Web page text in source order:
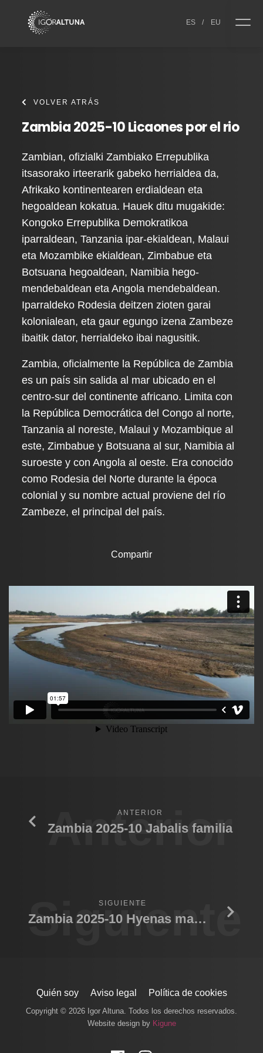
ES / EU
VOLVER ATRÁS
Zambia 2025-10 Licaones por el rio
Zambian, ofizialki Zambiako Errepublika
itsasorako irteerarik gabeko herrialdea da,
Afrikako kontinentearen erdialdean eta
hegoaldean kokatua. Hauek ditu mugakide:
Kongoko Errepublika Demokratikoa
iparraldean, Tanzania ipar-ekialdean, Malaui
eta Mozambike ekialdean, Zimbabue eta
Botsuana hegoaldean, Namibia hego-
mendebaldean eta Angola mendebaldean.
Iparraldeko Rodesia deitzen zioten garai
kolonialean, eta gaur egungo izena Zambeze
ibaitik dator, herrialdeko ibai nagusitik.
Zambia, oficialmente la República de Zambia
es un país sin salida al mar ubicado en el
centro-sur del continente africano. Limita con
la República Democrática del Congo al norte,
Tanzania al noreste, Malaui y Mozambique al
este, Zimbabue y Botsuana al sur, Namibia al
suroeste y con Angola al oeste. Era conocido
como Rodesia del Norte durante la época
colonial y su nombre actual proviene del río
Zambeze, el principal del país.
Compartir
Anterior
ANTERIOR
Zambia 2025-10 Jabalis familia
Siguiente
SIGUIENTE
Zambia 2025-10 Hyenas mamando
Quién soy Aviso legal Política de cookies
Copyright © 2026 Igor Altuna. Todos los derechos reservados.
Website design by Kigune